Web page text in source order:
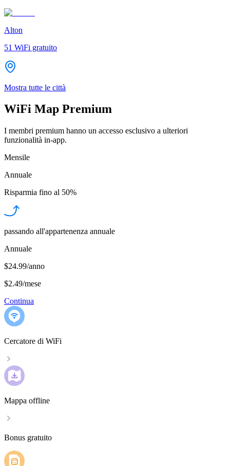
Alton
51 WiFi gratuito
Mostra tutte le città
WiFi Map Premium
I membri premium hanno un accesso esclusivo a ulteriori
funzionalità in-app.
Mensile
Annuale
Risparmia fino al 50%
passando all'appartenenza annuale
Annuale
$24.99/anno
$2.49/mese
Continua
Cercatore di WiFi
Mappa offline
Bonus gratuito